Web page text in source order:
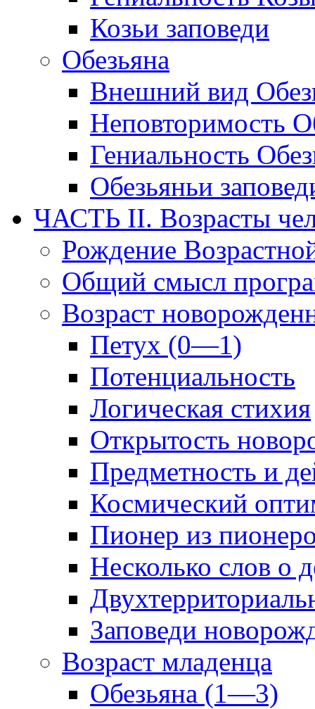
Козьи заповеди
Обезьяна
Внешний вид
Неповторимость
Гениальность
Обезьяньи
ЧАСТЬ II. Возрасты
Рождение
Общий смысл
Возраст
Петух (0—1)
Потенциальность
Логическая стихия
Открытость
Предметность и
Космический
Пионер из
Несколько слов о
Заповеди
Возраст младенца
Обезьяна (1—3)